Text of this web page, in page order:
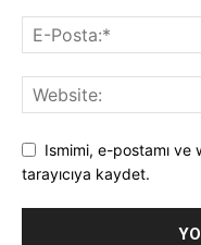
Ismimi, e-postamı
tarayıcıya kaydet.